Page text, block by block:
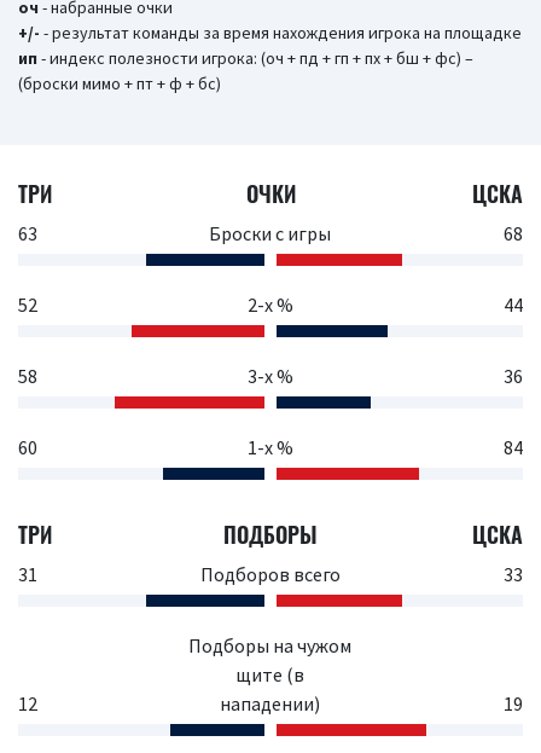
оч - набранные очки
+/- - результат команды за время нахождения игрока на площадке
ип - индекс полезности игрока: (оч + пд + гп + пх + бш + фс) –
(броски мимо + пт + ф + бс)
ТРИ ОЧКИ ЦСКА
63 Броски с игры 68
52 2-х % 44
58 3-х % 36
60 1-х % 84
ТРИ ПОДБОРЫ ЦСКА
31 Подборов всего 33
12
Подборы на чужом
щите (в
нападении)
19